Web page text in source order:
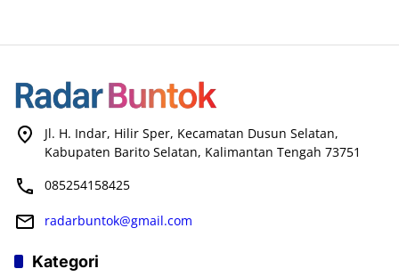
Jl. H. Indar, Hilir Sper, Kecamatan Dusun Selatan,
Kabupaten Barito Selatan, Kalimantan Tengah 73751
085254158425
radarbuntok@gmail.com
Kategori